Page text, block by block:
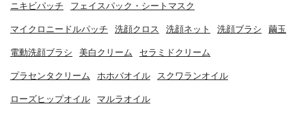
ニキビパッチ フェイスパック・シートマスク
マイクロニードルパッチ 洗顔クロス 洗顔ネット 洗顔ブラシ 繭玉
電動洗顔ブラシ 美白クリーム セラミドクリーム
プラセンタクリーム ホホバオイル スクワランオイル
ローズヒップオイル マルラオイル